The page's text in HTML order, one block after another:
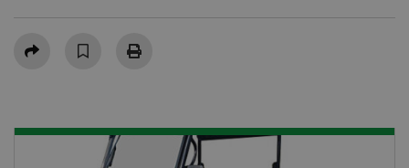
Teilen